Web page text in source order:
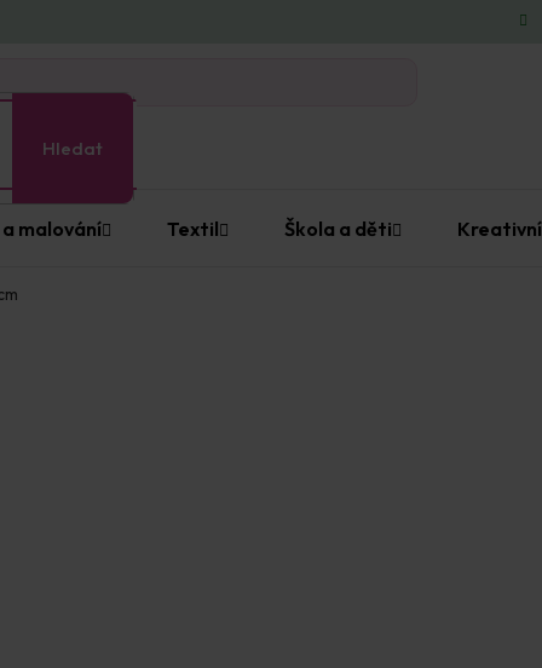
Hledat
malování Textil Škola a děti